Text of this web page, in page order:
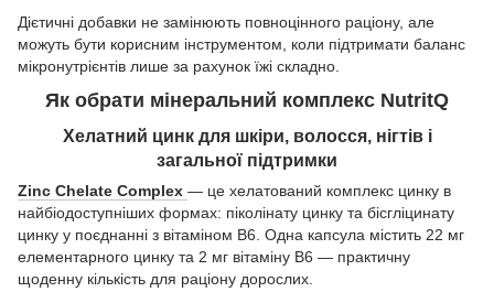
Дієтичні добавки не замінюють повноцінного раціону, але
можуть бути корисним інструментом, коли підтримати баланс
мікронутрієнтів лише за рахунок їжі складно.
Як обрати мінеральний комплекс NutritQ
Хелатний цинк для шкіри, волосся, нігтів і
загальної підтримки
Zinc Chelate Complex — це хелатований комплекс цинку в
найбіодоступніших формах: піколінату цинку та бісгліцинату
цинку у поєднанні з вітаміном B6. Одна капсула містить 22 мг
елементарного цинку та 2 мг вітаміну B6 — практичну
щоденну кількість для раціону дорослих.